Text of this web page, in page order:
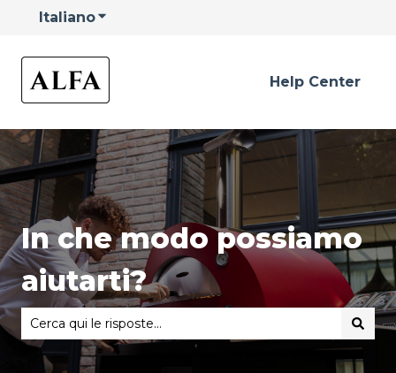
ItalianoMostra sottomenu per le traduzioni
Help Center
In che modo possiamo
aiutarti?
Non sono presenti suggerimenti perché il campo di